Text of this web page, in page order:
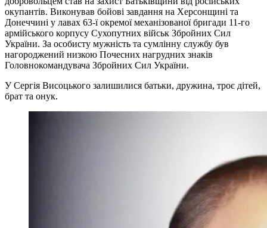
окупантів. Виконував бойові завдання на Херсонщині та
Донеччині у лавах 63-ї окремої механізованої бригади 11-го
армійського корпусу Сухопутних військ Збройних Сил
України. За особисту мужність та сумлінну службу був
нагороджений низкою Почесних нагрудних знаків
Головнокомандувача Збройних Сил України.
У Сергія Висоцького залишилися батьки, дружина, троє дітей,
брат та онук.